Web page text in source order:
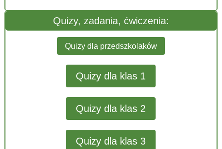
Quizy, zadania, ćwiczenia:
Quizy dla przedszkolaków
Quizy dla klas 1
Quizy dla klas 2
Quizy dla klas 3